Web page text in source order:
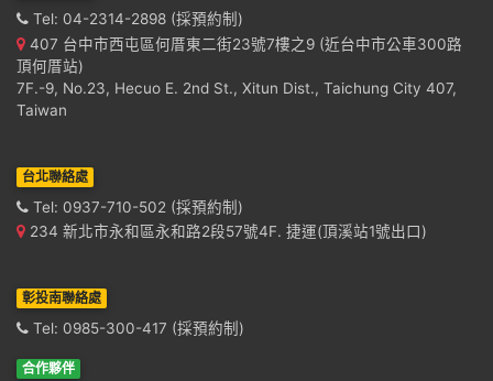
Tel: 04-2314-2898 (採預約制)
407 台中市西屯區何厝東二街23號7樓之9 (近台中市公車300路
頂何厝站)
7F.-9, No.23, Hecuo E. 2nd St., Xitun Dist., Taichung City 407,
Taiwan
台北聯絡處
Tel: 0937-710-502 (採預約制)
234 新北市永和區永和路2段57號4F. 捷運(頂溪站1號出口)
彰投南聯絡處
Tel: 0985-300-417 (採預約制)
合作夥伴